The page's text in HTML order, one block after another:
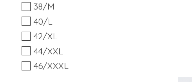
38/M
40/L
42/XL
44/XXL
46/XXXL